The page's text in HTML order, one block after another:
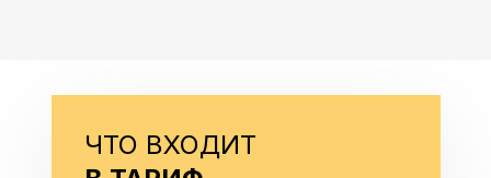
ЧТО ВХОДИТ